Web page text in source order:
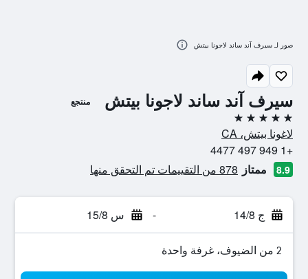
سيرف آند ساند لاجونا بيتش منتجع
5 نجوم
لاغونا بيتش، CA
+1 949 497 4477
8.9 ممتاز 878 من التقييمات تم التحقق منها
ج 14/8 - س 15/8
2 من الضيوف، غرفة واحدة
صور لـ سيرف آند ساند لاجونا بيتش